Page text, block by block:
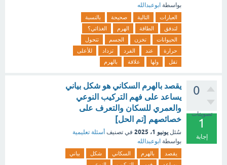
بواسطة ابوعبدالله
العبارات التالية صحيحة
بالنسبة
لتدفق
الطاقة الهرم
الغذائي؟
الحيوانات
تخزن الجسم
تتحول
حرارة
عند الفرد تزداد
للأعلى
تقل
ولها علاقة بالهرم
0
تصويتات
1
إجابة
يقصد بالهرم السكاني هو شكل بياني
يساعد على فهم التركيب النوعي
والعمري للسكان والتعرف على
خصائصهم [تم الحل]
سُئل يونيو 1، 2025 في تصنيف أسئلة تعليمية
بواسطة ابوعبدالله
يقصد بالهرم السكاني شكل
بياني